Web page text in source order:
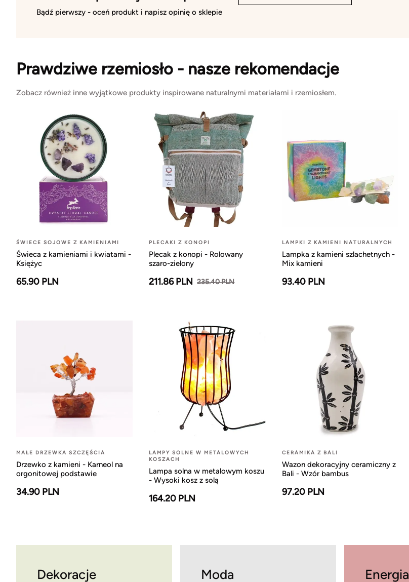
Bądź pierwszy - oceń produkt i napisz opinię o sklepie
Prawdziwe rzemiosło - nasze rekomendacje
Zobacz również inne wyjątkowe produkty inspirowane naturalnymi materiałami i rzemiosłem.
ŚWIECE SOJOWE Z KAMIENIAMI
Świeca z kamieniami i kwiatami -
Księżyc
65.90 PLN
PLECAKI Z KONOPI
Plecak z konopi - Rolowany
szaro-zielony
211.86 PLN 235.40 PLN
LAMPKI Z KAMIENI NATURALNYCH
Lampka z kamieni szlachetnych -
Mix kamieni
93.40 PLN
MAŁE DRZEWKA SZCZĘŚCIA
Drzewko z kamieni - Karneol na
orgonitowej podstawie
34.90 PLN
LAMPY SOLNE W METALOWYCH
KOSZACH
Lampa solna w metalowym koszu
- Wysoki kosz z solą
164.20 PLN
CERAMIKA Z BALI
Wazon dekoracyjny ceramiczny z
Bali - Wzór bambus
97.20 PLN
Dekoracje Moda Energia